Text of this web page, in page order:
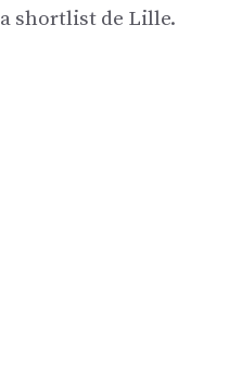
shortlist de Lille.